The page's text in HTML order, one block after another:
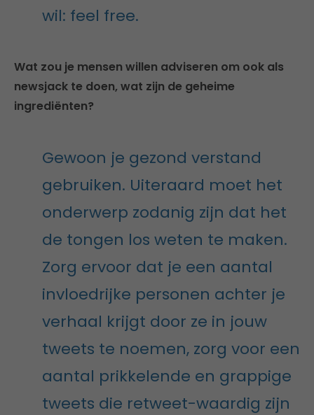
wil: feel free.
Wat zou je mensen willen adviseren om ook als
newsjack te doen, wat zijn de geheime
ingrediënten?
Gewoon je gezond verstand
gebruiken. Uiteraard moet het
onderwerp zodanig zijn dat het
de tongen los weten te maken.
Zorg ervoor dat je een aantal
invloedrijke personen achter je
verhaal krijgt door ze in jouw
tweets te noemen, zorg voor een
aantal prikkelende en grappige
tweets die retweet-waardig zijn